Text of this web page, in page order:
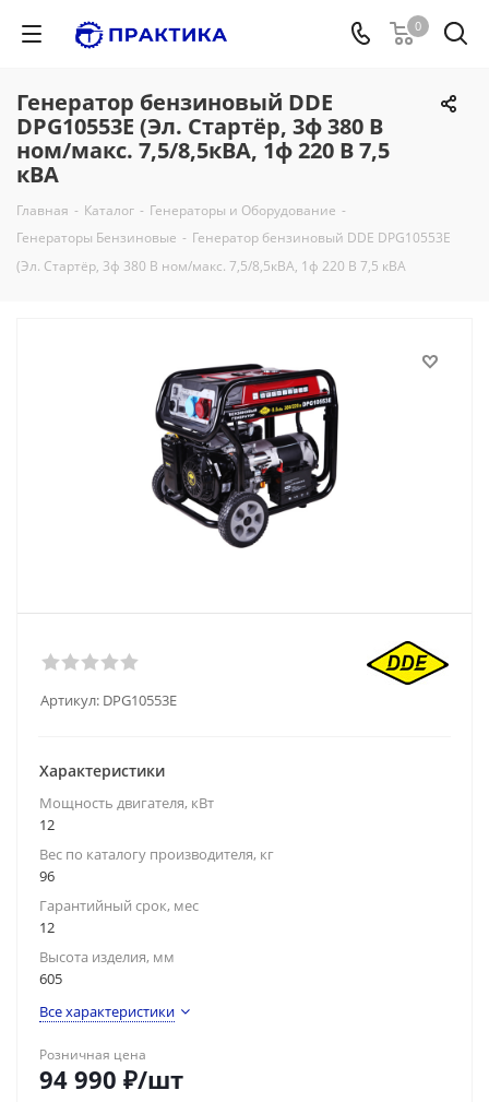
0
Генератор бензиновый DDE
DPG10553E (Эл. Стартёр, 3ф 380 В
ном/макс. 7,5/8,5кВА, 1ф 220 В 7,5
кВА
Главная - Каталог - Генераторы и Оборудование -
Генераторы Бензиновые - Генератор бензиновый DDE DPG10553E
(Эл. Стартёр, 3ф 380 В ном/макс. 7,5/8,5кВА, 1ф 220 В 7,5 кВА
Артикул: DPG10553E
Характеристики
Мощность двигателя, кВт
12
Вес по каталогу производителя, кг
96
Гарантийный срок, мес
12
Высота изделия, мм
605
Все характеристики
Розничная цена
94 990 ₽/шт